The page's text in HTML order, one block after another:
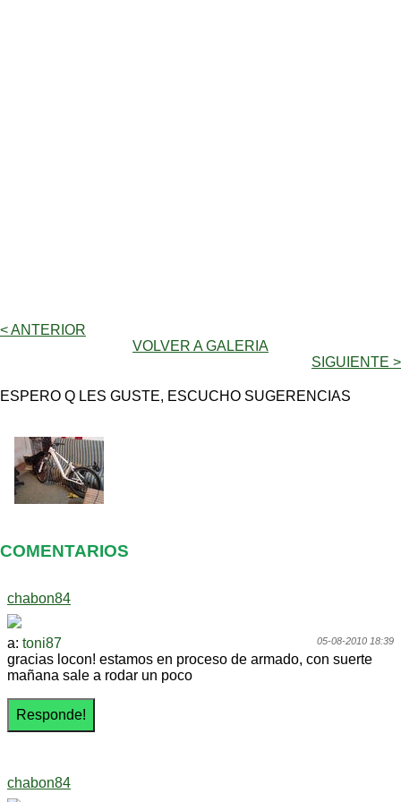
< ANTERIOR
VOLVER A GALERIA
SIGUIENTE >
ESPERO Q LES GUSTE, ESCUCHO SUGERENCIAS
COMENTARIOS
chabon84
05-08-2010 18:39
a: toni87
gracias locon! estamos en proceso de armado, con suerte
mañana sale a rodar un poco
chabon84